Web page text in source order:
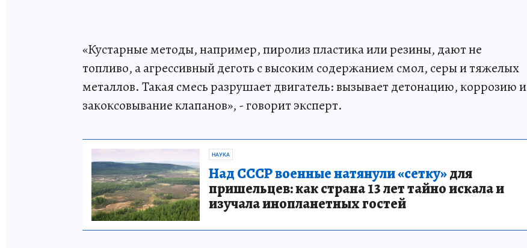
«Кустарные методы, например, пиролиз пластика или резины, дают не
топливо, а агрессивный деготь с высоким содержанием смол, серы и тяжелых
металлов. Такая смесь разрушает двигатель: вызывает детонацию, коррозию и
закоксовывание клапанов», - говорит эксперт.
НАУКА
Над СССР военные натянули «сетку»для
пришельцев: как страна 13 лет тайно искала и
изучала инопланетных гостей